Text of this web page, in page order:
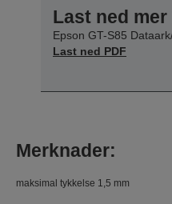
Last ned
Epson GT-S85
Last ned PDF
Merknader:
maksimal tykkelse 1,5 mm